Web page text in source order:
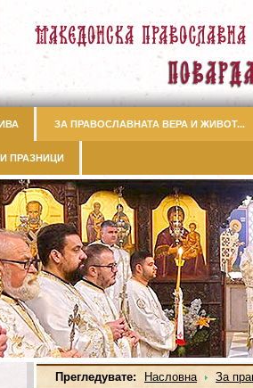
ЗА ПРАВОСЛАВНАТА ВЕРА И ЖИВОТ...
ПРАЗНИЦИ
Прегледувате: Насловна За